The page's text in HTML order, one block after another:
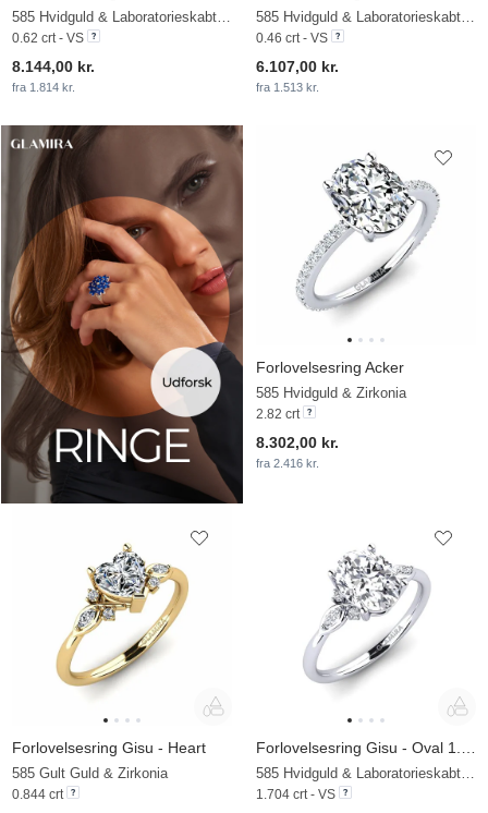
585 Hvidguld & Laboratorieskabt diamant
0.62 crt - VS
8.144,00 kr.
fra 1.814 kr.
585 Hvidguld & Laboratorieskabt diamant
0.46 crt - VS
6.107,00 kr.
fra 1.513 kr.
Forlovelsesring Acker
585 Hvidguld & Zirkonia
2.82 crt
8.302,00 kr.
fra 2.416 kr.
Forlovelsesring Gisu - Heart
585 Gult Guld & Zirkonia
0.844 crt 1.704 crt - VS